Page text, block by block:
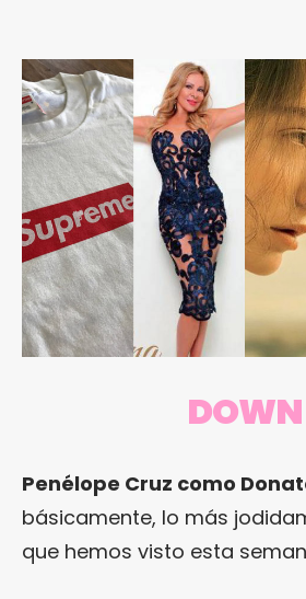
DOWN
Penélope Cruz como
básicamente, lo más
que hemos visto esta